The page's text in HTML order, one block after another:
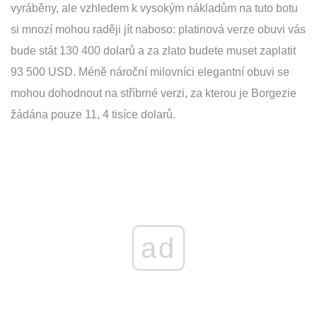
vyráběny, ale vzhledem k vysokým nákladům na tuto botu
si mnozí mohou raději jít naboso: platinová verze obuvi vás
bude stát 130 400 dolarů a za zlato budete muset zaplatit
93 500 USD. Méně nároční milovníci elegantní obuvi se
mohou dohodnout na stříbrné verzi, za kterou je Borgezie
žádána pouze 11, 4 tisíce dolarů.
ad